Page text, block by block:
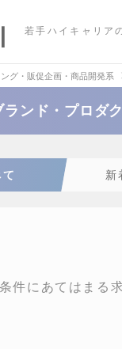
若手ハイキャリア
グ・販促企画・商品開発系
ンド・プロダ
新
条件にあてはまる